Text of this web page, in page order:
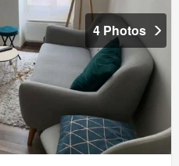
4 Photos